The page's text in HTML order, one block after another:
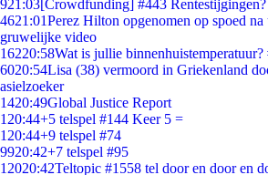
921:03[Crowdfunding] #443 Rentestijgingen?
4621:01Perez Hilton opgenomen op spoed na
gruwelijke video
16220:58Wat is jullie
6020:54Lisa (38) vermoord in Griekenland
asielzoeker
1420:49Global Justice Report
1 20:44+5 telspel #144 Keer 5 =
1 20:44+9 telspel #74
9920:42+7 telspel #95
12020:42Teltopic #1558 tel door en door en